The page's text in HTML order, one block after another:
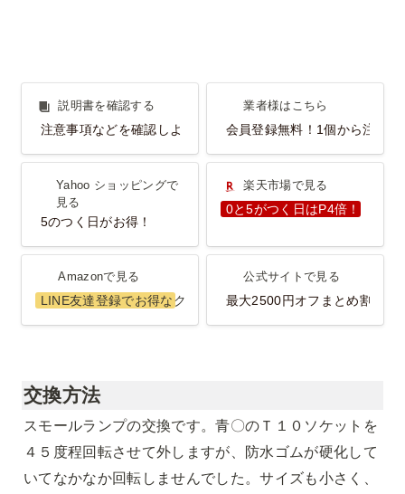
説明書を確認する
説明書を確認する
注意事項などを確認しよう！
業者様はこちら
業者様はこちら
会員登録無料！1個から注文
Yahoo ショッピングで見
Yahoo ショッピングで
見る
5のつく日がお得！
楽天市場で見る
楽天市場で見る
0と5がつく日はP4倍！
Amazonで見る
Amazonで見る
LINE友達登録でお得なクーポンGET！
公式サイトで見る
公式サイトで見る
最大2500円オフまとめ割
交換方法
スモールランプの交換です。青〇のＴ１０ソケットを
４５度程回転させて外しますが、防水ゴムが硬化して
いてなかなか回転しませんでした。サイズも小さく、